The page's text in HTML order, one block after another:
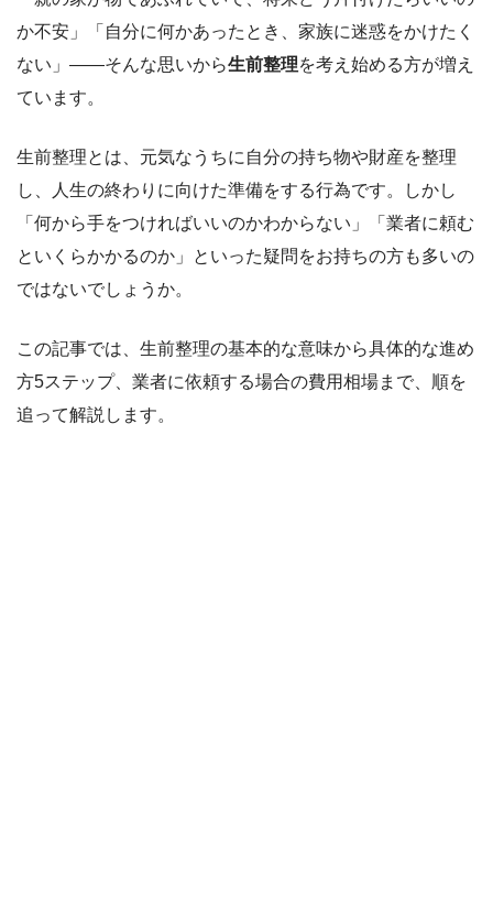
か不安」「自分に何かあったとき、家族に迷惑をかけたく
ない」——そんな思いから生前整理を考え始める方が増え
ています。
生前整理とは、元気なうちに自分の持ち物や財産を整理
し、人生の終わりに向けた準備をする行為です。しかし
「何から手をつければいいのかわからない」「業者に頼む
といくらかかるのか」といった疑問をお持ちの方も多いの
ではないでしょうか。
この記事では、生前整理の基本的な意味から具体的な進め
方5ステップ、業者に依頼する場合の費用相場まで、順を
追って解説します。